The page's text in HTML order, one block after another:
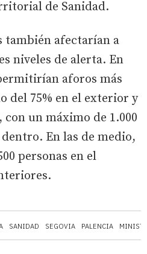
SANIDAD SEGOVIA PALENCIA
de Sanidad.
también afectarían a
niveles de alerta. En
aforos más
del 75% en el exterior y
un máximo de 1.000
En las de medio,
personas en el